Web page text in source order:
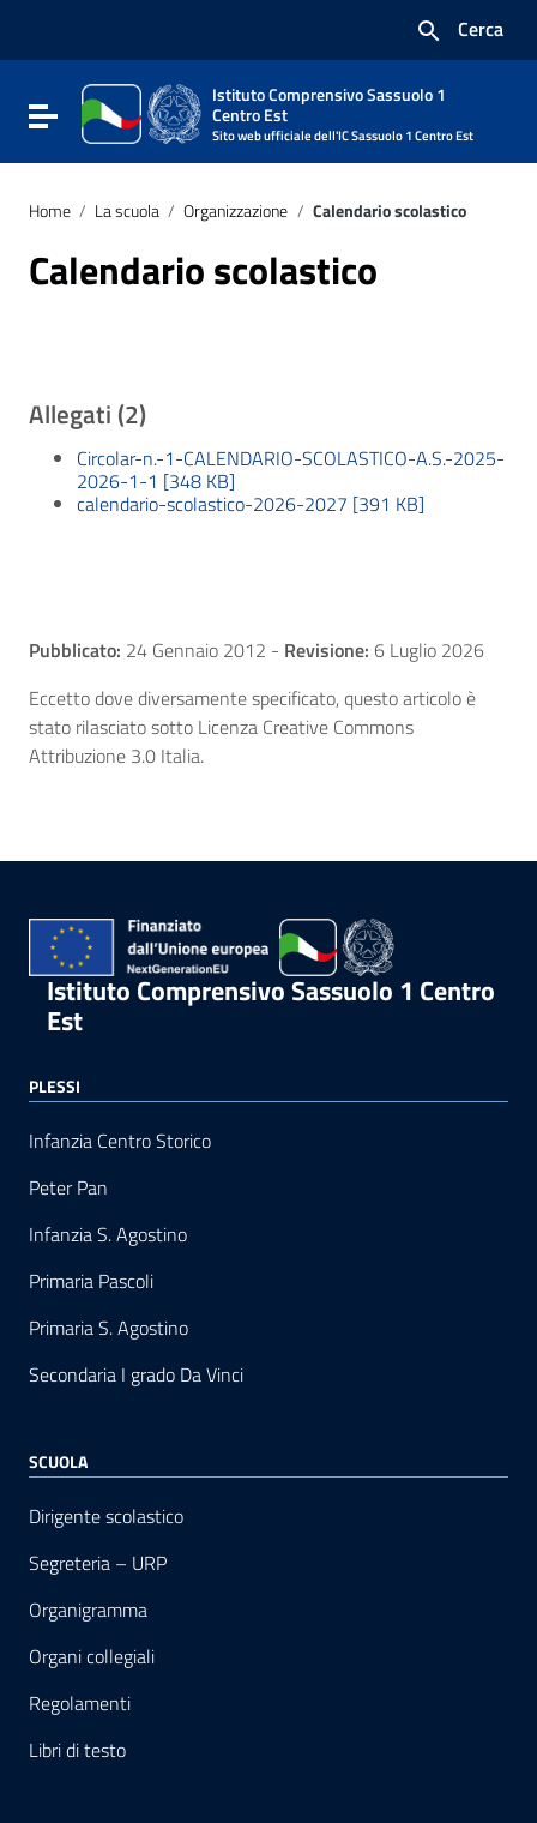
Vai al footer
Cerca
Attiva / disattiva la navigazione
Istituto Comprensivo Sassuolo 1
Centro Est
Sito web ufficiale dell'IC Sassuolo 1 Centro Est
Home / La scuola / Organizzazione / Calendario scolastico
Calendario scolastico
Allegati (2)
Circolar-n.-1-CALENDARIO-SCOLASTICO-A.S.-2025-
2026-1-1 [348 KB]
calendario-scolastico-2026-2027 [391 KB]
Pubblicato: 24 Gennaio 2012 - Revisione: 6 Luglio 2026
Eccetto dove diversamente specificato, questo articolo è
stato rilasciato sotto Licenza Creative Commons
Attribuzione 3.0 Italia.
Istituto Comprensivo Sassuolo 1 Centro
Est
PLESSI
Infanzia Centro Storico
Peter Pan
Infanzia S. Agostino
Primaria Pascoli
Primaria S. Agostino
Secondaria I grado Da Vinci
SCUOLA
Dirigente scolastico
Segreteria – URP
Organigramma
Organi collegiali
Regolamenti
Libri di testo